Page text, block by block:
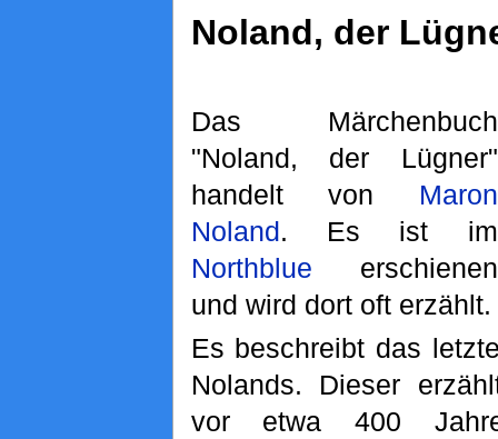
Noland, der
Das Märchenbuch
"Noland, der Lügner"
handelt von Maron
Noland. Es ist im
Northblue erschienen
und wird dort oft erzählt.
Es beschreibt das
Nolands. Dieser
vor etwa 400